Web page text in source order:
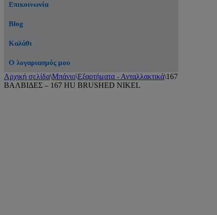
Επικοινωνία
Blog
Καλάθι
Ο λογαριασμός μου
Αρχική σελίδα\Μπάνιο\Εξαρτήματα - Ανταλλακτικά\167
ΒΑΛΒΙΔΕΣ – 167 HU BRUSHED NIKEL